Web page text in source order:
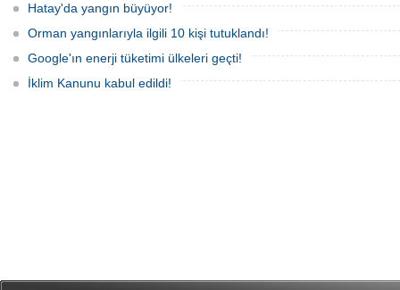
Hatay'da yangın büyüyor!
Orman yangınlarıyla ilgili 10 kişi tutuklandı!
Google'ın enerji tüketimi ülkeleri geçti!
İklim Kanunu kabul edildi!